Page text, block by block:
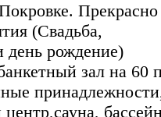
Прекрасно
(Свадьба,
рождение)
зал на 60